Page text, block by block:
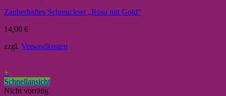
Zauberhaftes Schmuckset „Rosa mit Gold“
14,00 €
zzgl. Versandkosten
+
Schnellansicht
Nicht vorrätig